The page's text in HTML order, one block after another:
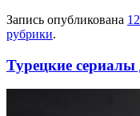
Запись опубликована
рубрики.
Турецкие сериалы